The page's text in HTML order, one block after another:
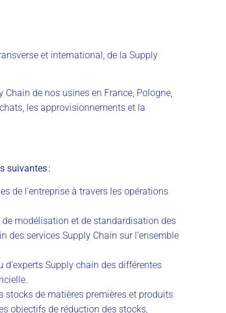
et international, de la Supply
de nos usines en France, Pologne,
les approvisionnements et la
suivantes :
de l’entreprise à travers les opérations
modélisation et de standardisation des
des services Supply Chain sur l’ensemble
Supply chain des différentes
stocks de matières premières et produits
objectifs de réduction des stocks,